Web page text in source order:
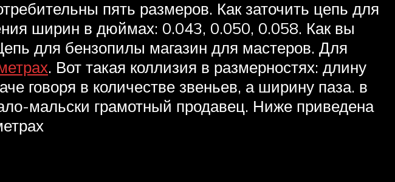
пять размеров. Как заточить цепь для
ширин в дюймах: 0.043, 0.050, 0.058. Как вы
для бензопилы магазин для мастеров. Для
. Вот такая коллизия в размерностях: длину
говоря в количестве звеньев, а ширину паза. в
мальски грамотный продавец. Ниже приведена